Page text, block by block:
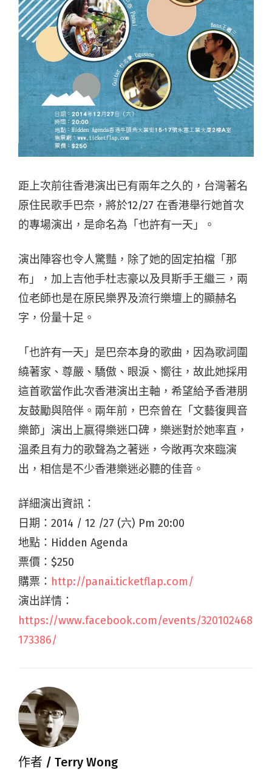
距上次前往香港演出已有兩年之久的，台灣著名
原住民歌手巴奈，將於12/27 在香港舉行她首次
的專場演出，是命名為「也許有一天」。
演出陣容也令人驚豔，除了她的固定拍檔「那
布」，加上吉他手杜志豪以及貝斯手王繼三，兩
位老師也是在原民樂界及流行樂壇上的顯赫名
字，份量十足。
「也許有一天」是巴奈本身的歌曲，因為歌詞圍
繞著家、尊嚴、驕傲、眼淚、嚮往，故此她採用
這首歌當作此次香港演出主軸，希望給予香港朋
友鼓勵與陪伴。兩年前，巴奈曾在「文藝復興音
樂節」演出上嬴得樂迷口碑，樂迷對於她率直，
溫柔且有力的歌聲為之著迷，今敞再次來臨演
出，相信是不少香港樂迷必聽的佳音。
詳細演出資訊：
日期： 2014 / 12 /27 (六) Pm 20:00
地點： Hidden Agenda
票價： $250
購票： http://panai.ticketflap.com/
演出詳情：
https://www.facebook.com/events/320102468
173386/
作者 / Terry Wong